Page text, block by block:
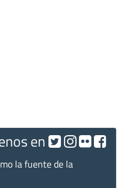
en
la fuente de la